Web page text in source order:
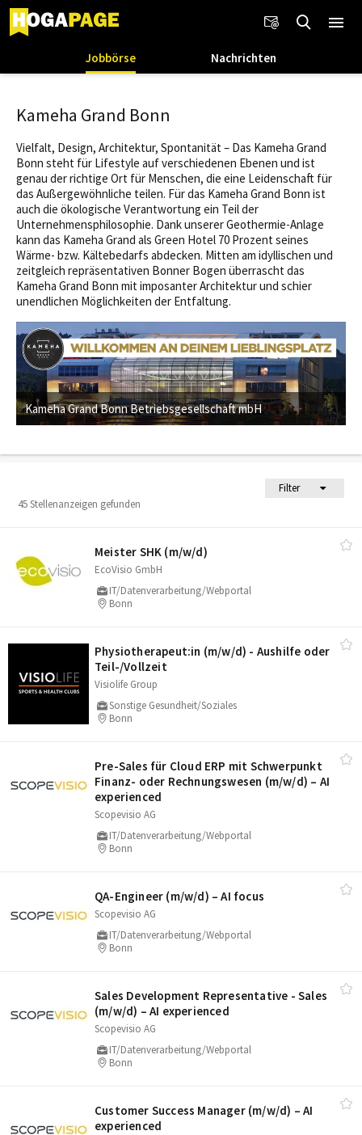
Jobbörse Nachrichten
Filter
45 Stellenanzeigen gefunden
Meister SHK (m/​w/​d)
EcoVisio GmbH
IT/Datenverarbeitung/Webportal
Bonn
Physiotherapeut:in (m/​w/​d) - Aushilfe oder
Teil-/​Vollzeit
Visiolife Group
Sonstige Gesundheit/Soziales
Bonn
Pre-Sales für Cloud ERP mit Schwerpunkt
Finanz- oder Rechnungswesen (m/​w/​d) – AI
experienced
Scopevisio AG
IT/Datenverarbeitung/Webportal
Bonn
QA-Engineer (m/​w/​d) – AI focus
Scopevisio AG
IT/Datenverarbeitung/Webportal
Bonn
Sales Development Representative - Sales
(m/​w/​d) – AI experienced
Scopevisio AG
IT/Datenverarbeitung/Webportal
Bonn
Customer Success Manager (m/​w/​d) – AI
experienced
Kameha Grand Bonn
Vielfalt, Design, Architektur, Spontanität – Das Kameha Grand
Bonn steht für Lifestyle auf verschiedenen Ebenen und ist
genau der richtige Ort für Menschen, die eine Leidenschaft für
das Außergewöhnliche teilen. Für das Kameha Grand Bonn ist
auch die ökologische Verantwortung ein Teil der
Unternehmensphilosophie. Dank unserer Geothermie-Anlage
kann das Kameha Grand als Green Hotel 70 Prozent seines
Wärme- bzw. Kältebedarfs abdecken. Mitten am idyllischen und
zeitgleich repräsentativen Bonner Bogen überrascht das
Kameha Grand Bonn mit imposanter Architektur und schier
unendlichen Möglichkeiten der Entfaltung.
Kameha Grand Bonn Betriebsgesellschaft mbH